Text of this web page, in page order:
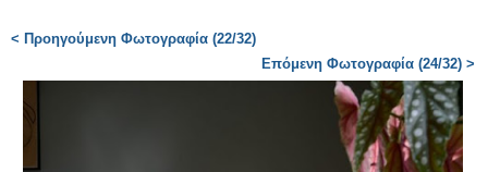
< Προηγούμενη Φωτογραφία (22/32)
Επόμενη Φωτογραφία (24/32) >